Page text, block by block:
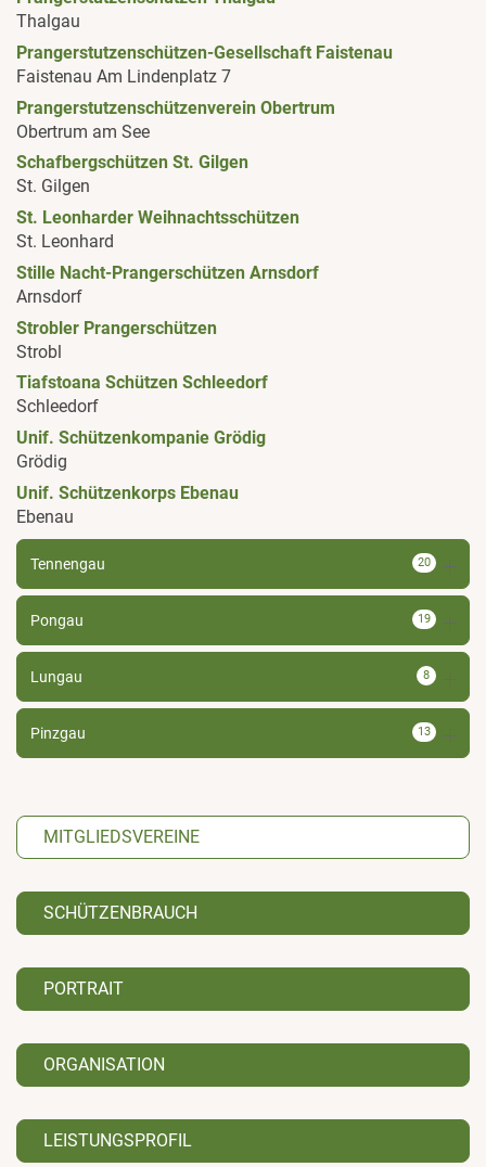
Thalgau
Prangerstutzenschützen-Gesellschaft Faistenau
Faistenau Am Lindenplatz 7
Prangerstutzenschützenverein Obertrum
Obertrum am See
Schafbergschützen St. Gilgen
St. Gilgen
St. Leonharder Weihnachtsschützen
St. Leonhard
Stille Nacht-Prangerschützen Arnsdorf
Arnsdorf
Strobler Prangerschützen
Strobl
Tiafstoana Schützen Schleedorf
Schleedorf
Unif. Schützenkompanie Grödig
Grödig
Unif. Schützenkorps Ebenau
Ebenau
Tennengau 20
Pongau 19
Lungau 8
Pinzgau 13
MITGLIEDSVEREINE
SCHÜTZENBRAUCH
PORTRAIT
ORGANISATION
LEISTUNGSPROFIL